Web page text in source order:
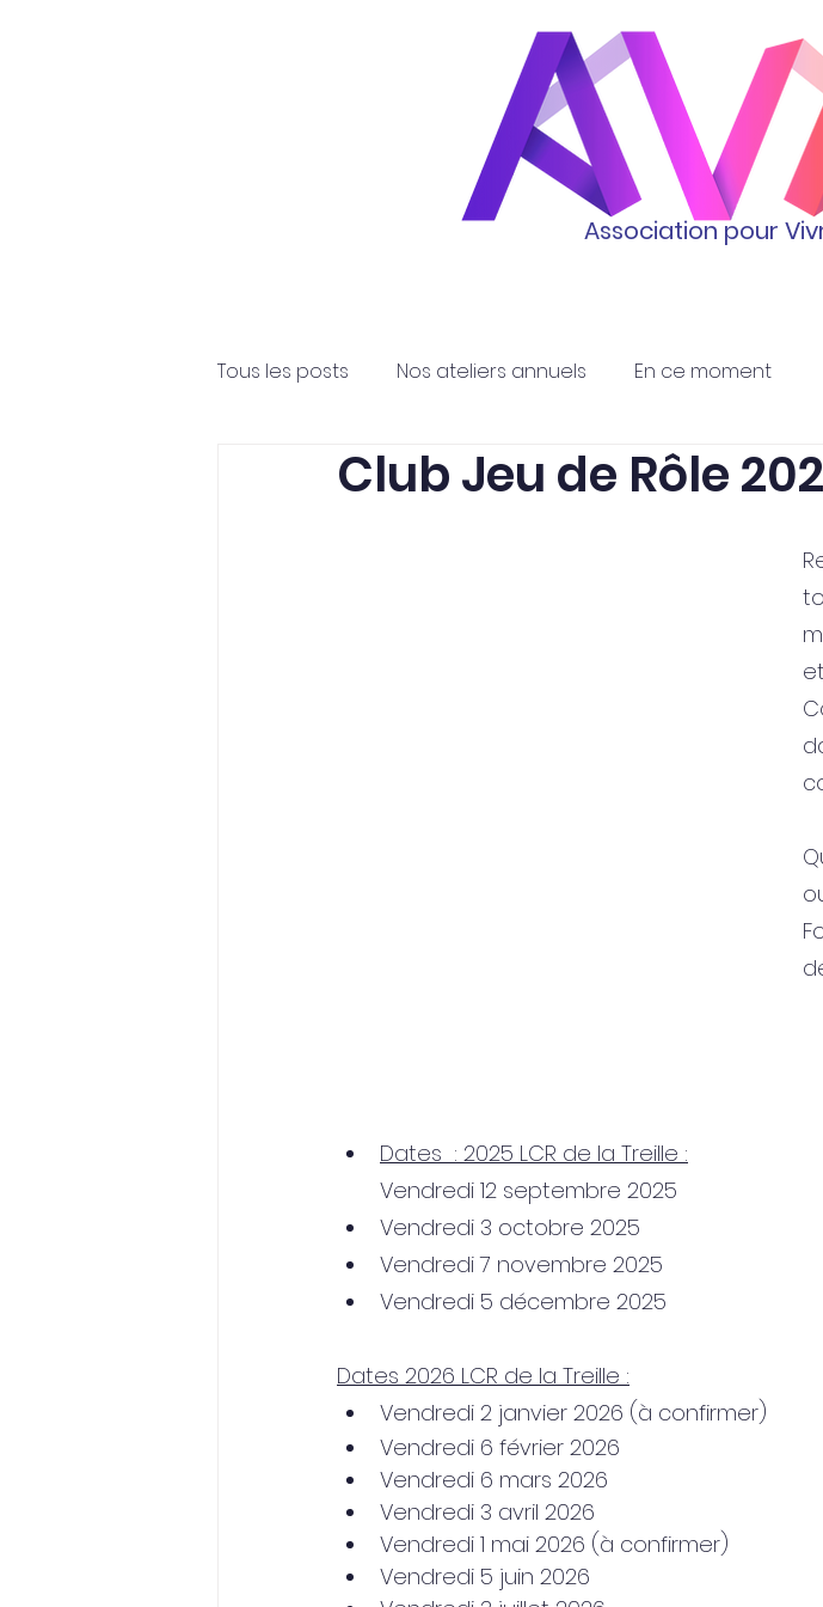
Association pour
Tous les posts Nos ateliers annuels En ce moment
Club Jeu de Rôle
Dates  : 2025 LCR de la Treille :
Vendredi 12 septembre 2025
Vendredi 3 octobre 2025
Vendredi 7 novembre 2025
Vendredi 5 décembre 2025
Dates 2026 LCR de la Treille :
Vendredi 2 janvier 2026 (à confirmer)
Vendredi 6 février 2026
Vendredi 6 mars 2026
Vendredi 3 avril 2026
Vendredi 1 mai 2026 (à confirmer)
Vendredi 5 juin 2026